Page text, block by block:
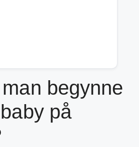
begynne
på